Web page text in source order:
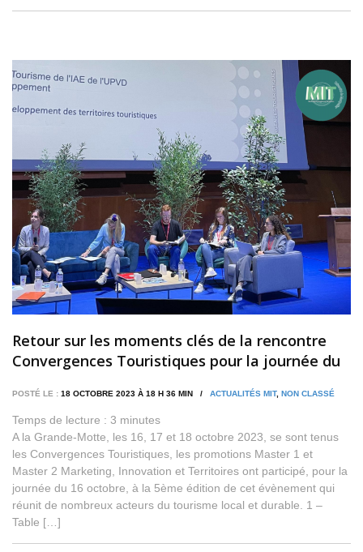
Retour sur les moments clés de la rencontre
Convergences Touristiques pour la journée du
POSTÉ LE : 18 OCTOBRE 2023 À 18 H 36 MIN / ACTUALITÉS MIT, NON CLASSÉ
Temps de lecture : 3 minutes
A la Grande-Motte, les 16, 17 et 18 octobre 2023, se sont tenus
les Convergences Touristiques, les promotions Master 1 et
Master 2 Marketing, Innovation et Territoires ont participé, pour la
journée du 16 octobre, à la 5ème édition de cet évènement qui
réunit de nombreux acteurs du tourisme local et durable. 1 –
Table […]